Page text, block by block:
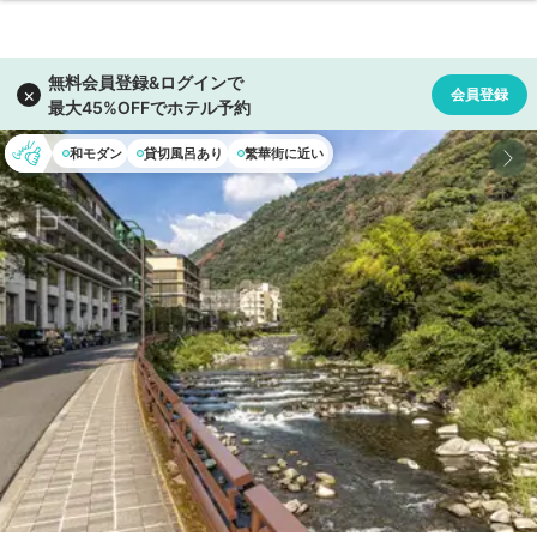
和モダン 貸切風呂あり 繁華街に近い